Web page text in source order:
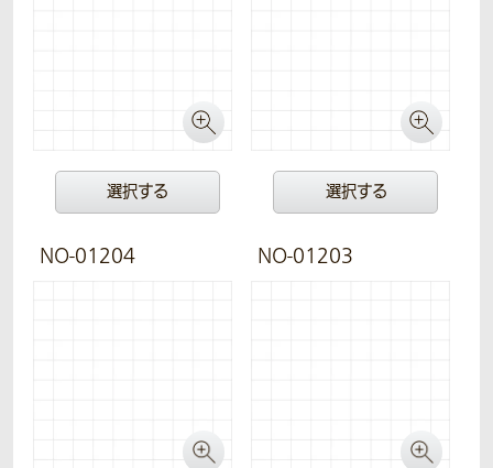
選択する 選択する
NO-01204 NO-01203